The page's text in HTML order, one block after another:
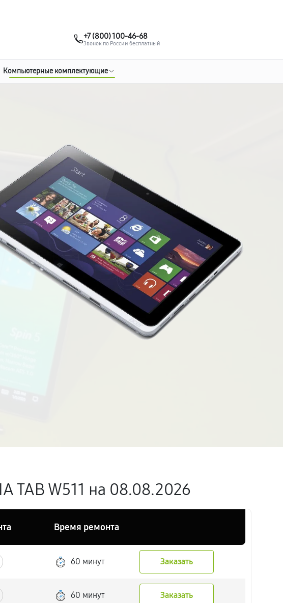
+7 (800) 100-46-68
Звонок по России бесплатный
Компьютерные комплектующие
TAB W511 на 08.08.2026
Время ремонта
60 минут Заказать
60 минут Заказать